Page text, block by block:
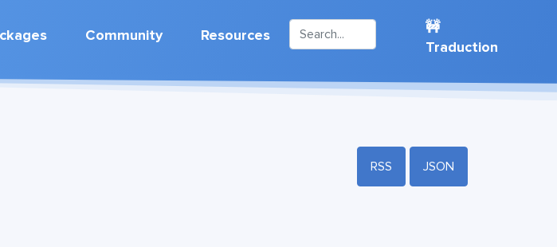
Community Resources
🚧
Traduction
RSS JSON